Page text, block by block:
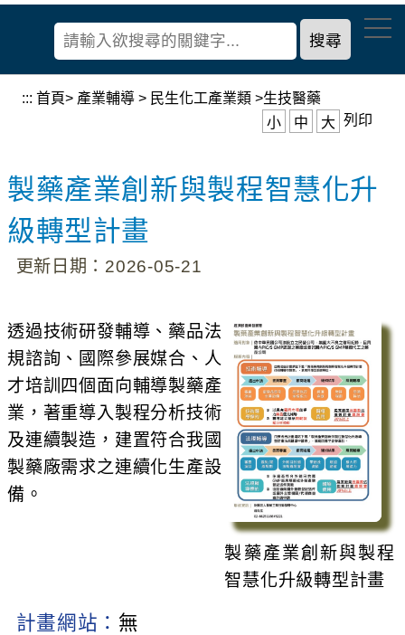
內
::: 首頁> 產業輔導 > 民生化工產業類 >生技醫藥
小
中 大 列印
製藥產業創新與製程智慧化升
級轉型計畫
更新日期：2026-05-21
製藥產業創新與製程
智慧化升級轉型計畫
透過技術研發輔導、藥品法
規諮詢、國際參展媒合、人
才培訓四個面向輔導製藥產
業，著重導入製程分析技術
及連續製造，建置符合我國
製藥廠需求之連續化生產設
備。
計畫網站： 無